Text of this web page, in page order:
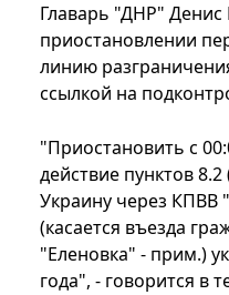
Главарь "ДНР"
приостановлении
линию
ссылкой на
"Приостановить с
действие пунктов
Украину через КПВВ
(касается въезда
"Еленовка" - прим.)
года", - говорится в